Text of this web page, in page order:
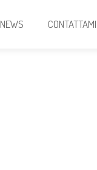
NEWS CONTATTAMI